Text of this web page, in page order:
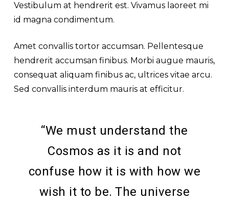
Vestibulum at hendrerit est. Vivamus laoreet mi
id magna condimentum.
Amet convallis tortor accumsan. Pellentesque
hendrerit accumsan finibus. Morbi augue mauris,
consequat aliquam finibus ac, ultrices vitae arcu.
Sed convallis interdum mauris at efficitur.
“We must understand the
Cosmos as it is and not
confuse how it is with how we
wish it to be. The universe